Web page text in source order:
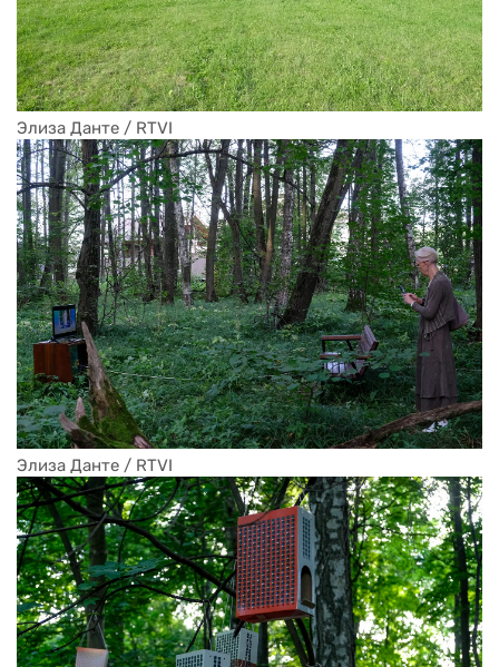
Элиза Данте / RTVI
Элиза Данте / RTVI